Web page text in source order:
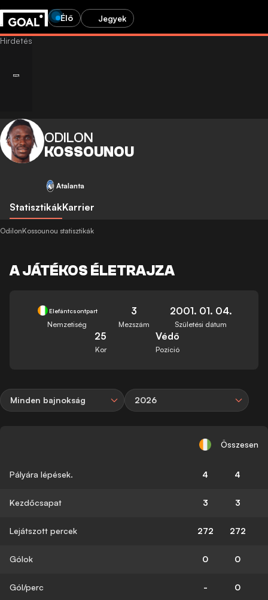
Élő Jegyek
ODILON
KOSSOUNOU
Atalanta
StatisztikákKarrier
OdilonKossounou statisztikák
A JÁTÉKOS ÉLETRAJZA
Elefántcsontpart
Nemzetiség
3
Mezszám
2001. 01. 04.
Születési dátum
25
Kor
Védő
Pozíció
Minden bajnokság 2026
Összesen
Pályára lépések. 4 4
Kezdőcsapat 3 3
Lejátszott percek 272 272
Gólok 0 0
Gól/perc - 0